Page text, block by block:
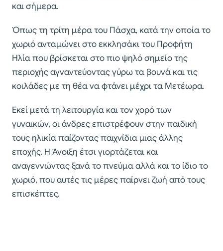
και σήμερα.
Όπως τη τρίτη μέρα του Πάσχα, κατά την οποία το
χωριό ανταμώνει στο εκκλησάκι του Προφήτη
Ηλία που βρίσκεται στο πιο ψηλό σημείο της
περιοχής αγναντεύοντας γύρω τα βουνά και τις
κοιλάδες με τη θέα να φτάνει μέχρι τα Μετέωρα.
Εκεί μετά τη λειτουργία και τον χορό των
γυναικών, οι άνδρες επιστρέφουν στην παιδική
τους ηλικία παίζοντας παιχνίδια μιας άλλης
εποχής. Η Άνοιξη έτσι γιορτάζεται και
αναγεννώντας ξανά το πνεύμα αλλά και το ίδιο το
χωριό, που αυτές τις μέρες παίρνει ζωή από τους
επισκέπτες.